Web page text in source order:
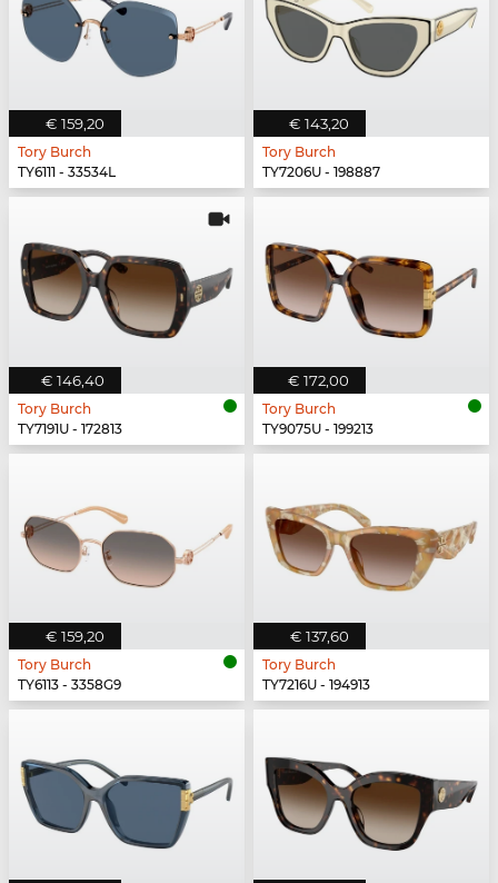
€ 159,20
Tory Burch
TY6111 - 33534L
€ 143,20
Tory Burch
TY7206U - 198887
€ 146,40
Tory Burch
TY7191U - 172813
€ 172,00
Tory Burch
TY9075U - 199213
€ 159,20
Tory Burch
TY6113 - 3358G9
€ 137,60
Tory Burch
TY7216U - 194913